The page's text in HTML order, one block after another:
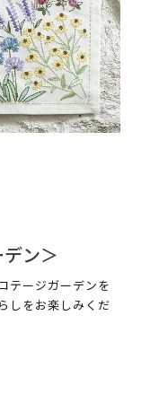
ン＞
テージガーデンを
しをお楽しみくだ